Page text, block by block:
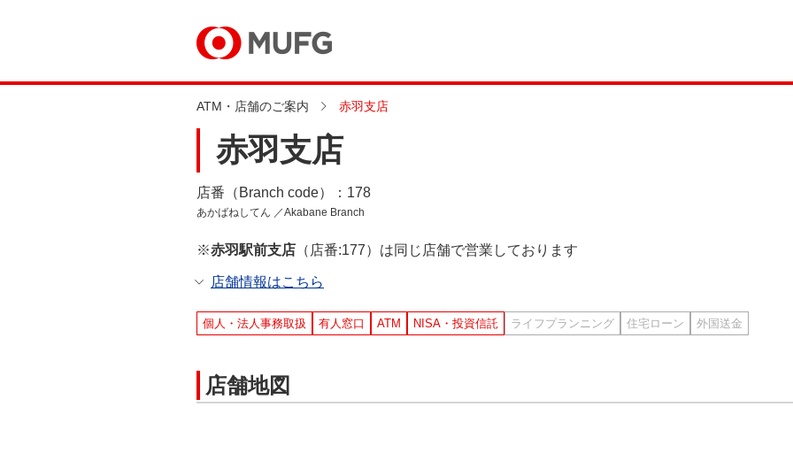
ATM・店舗のご案内 赤羽支店
赤羽支店
店番（Branch code）：178
あかばねしてん ／Akabane Branch
※赤羽駅前支店 （店番:177）は同じ店舗で営業しております
店舗情報はこちら
個人・法人事務取扱 有人窓口 ATM NISA・投資信託 ライフプランニング 住宅ローン 外国送金
店舗地図